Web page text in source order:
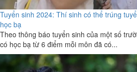
Tuyển sinh 2024: Thí sinh có thể trúng
học bạ
Theo thông báo tuyển sinh của một số
có học bạ từ 6 điểm mỗi môn đã có...